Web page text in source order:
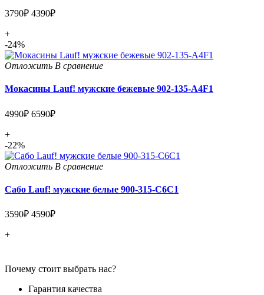
3790₽ 4390₽
+
-24%
Отложить В сравнение
Мокасины Lauf! мужские бежевые 902-135-A4F1
4990₽ 6590₽
+
-22%
Отложить В сравнение
Сабо Lauf! мужские белые 900-315-C6C1
3590₽ 4590₽
+
Почему стоит выбрать нас?
Гарантия качества